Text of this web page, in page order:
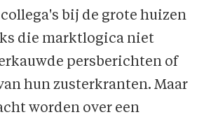
bij de grote huizen
die marktlogica niet
persberichten of
hun zusterkranten. Maar
worden over een